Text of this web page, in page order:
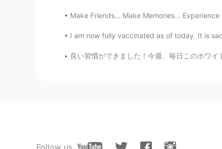
皆さんのお陰で、日本語学校一日
た。
うになりました。
Make Friends... Make Memories...
I am now fully vaccinated as of today. It is
良い習慣ができました！今週、毎日このホワイトボードでいくつの新しい単語を書いて
Follow us